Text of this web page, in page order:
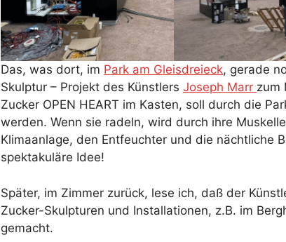
Das, was dort, im Park am Gleisdreieck, gerade
Skulptur – Projekt des Künstlers Joseph Marr zum
Zucker OPEN HEART im Kasten, soll durch die
werden. Wenn sie radeln, wird durch ihre
Klimaanlage, den Entfeuchter und die nächtliche
spektakuläre Idee!
Später, im Zimmer zurück, lese ich, daß der
Zucker-Skulpturen und Installationen, z.B. im
gemacht.